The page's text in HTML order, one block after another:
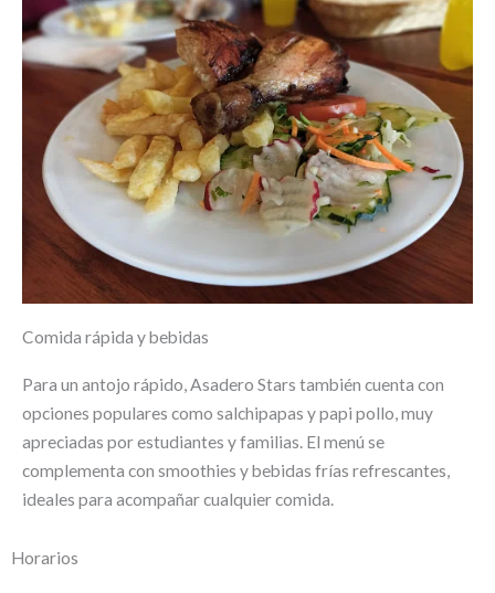
Comida rápida y bebidas
Para un antojo rápido, Asadero Stars también cuenta con
opciones populares como salchipapas y papi pollo, muy
apreciadas por estudiantes y familias. El menú se
complementa con smoothies y bebidas frías refrescantes,
ideales para acompañar cualquier comida.
Horarios